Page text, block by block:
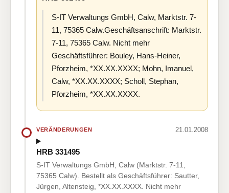
S-IT Verwaltungs GmbH, Calw, Marktstr. 7-
11, 75365 Calw.Geschäftsanschrift: Marktstr.
7-11, 75365 Calw. Nicht mehr
Geschäftsführer: Bouley, Hans-Heiner,
Pforzheim, *XX.XX.XXXX; Mohn, Imanuel,
Calw, *XX.XX.XXXX; Scholl, Stephan,
Pforzheim, *XX.XX.XXXX.
VERÄNDERUNGEN 21.01.2008
HRB 331495
S-IT Verwaltungs GmbH, Calw (Marktstr. 7-11,
75365 Calw). Bestellt als Geschäftsführer: Sautter,
Jürgen, Altensteig, *XX.XX.XXXX. Nicht mehr